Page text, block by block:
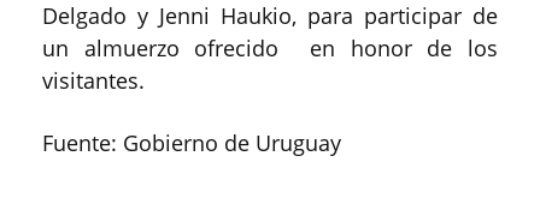
Delgado y Jenni Haukio, para participar de
un almuerzo ofrecido en honor de los
visitantes.
Fuente: Gobierno de Uruguay